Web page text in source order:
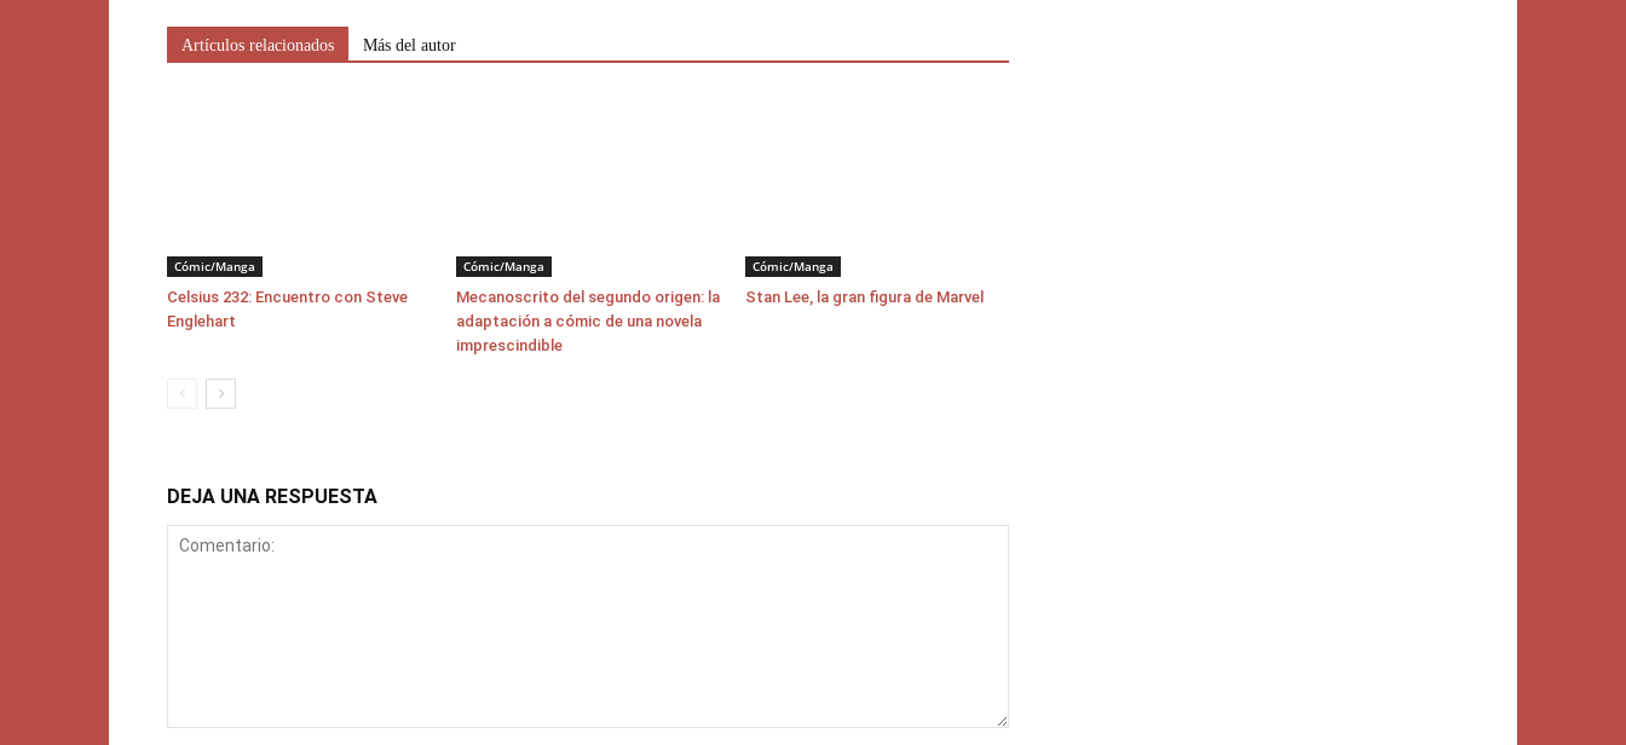
Artículos relacionados Más del autor
Cómic/Manga
Celsius 232: Encuentro con Steve
Englehart
Cómic/Manga
Mecanoscrito del segundo origen: la
adaptación a cómic de una novela
imprescindible
Cómic/Manga
Stan Lee, la gran figura de Marvel
DEJA UNA RESPUESTA